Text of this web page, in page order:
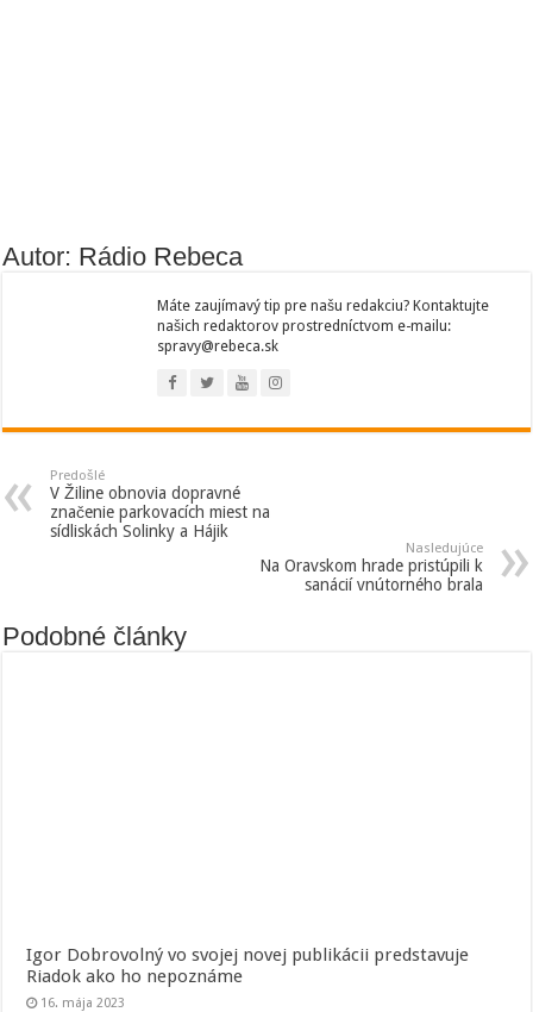
Autor: Rádio Rebeca
Máte zaujímavý tip pre našu redakciu? Kontaktujte
našich redaktorov prostredníctvom e-mailu:
spravy@rebeca.sk
Predošlé
V Žiline obnovia dopravné
značenie parkovacích miest na
sídliskách Solinky a Hájik
Nasledujúce
Na Oravskom hrade pristúpili k
sanácií vnútorného brala
Podobné články
Igor Dobrovolný vo svojej novej publikácii predstavuje
Riadok ako ho nepoznáme
16. mája 2023